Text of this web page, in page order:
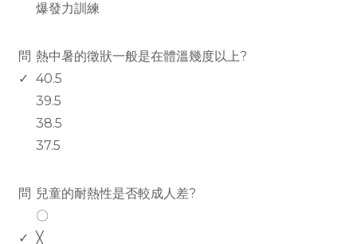
爆發力訓練
問 熱中暑的徵狀一般是在體溫幾度以上?
✓ 40.5
39.5
38.5
37.5
問 兒童的耐熱性是否較成人差?
〇
✓ ╳